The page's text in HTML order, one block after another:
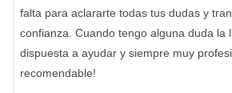
falta para aclararte todas tus dudas y
confianza. Cuando tengo alguna duda la
dispuesta a ayudar y siempre muy
recomendable!